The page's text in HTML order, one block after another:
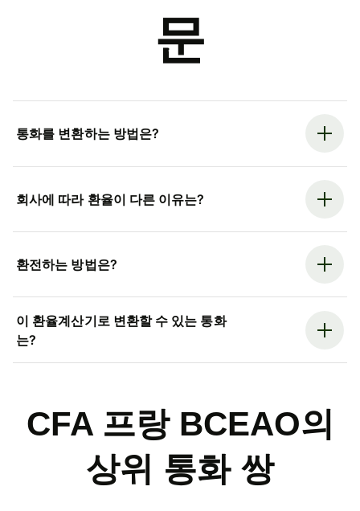
문
통화를 변환하는 방법은?
회사에 따라 환율이 다른 이유는?
환전하는 방법은?
이 환율계산기로 변환할 수 있는 통화
는?
CFA 프랑 BCEAO의
상위 통화 쌍